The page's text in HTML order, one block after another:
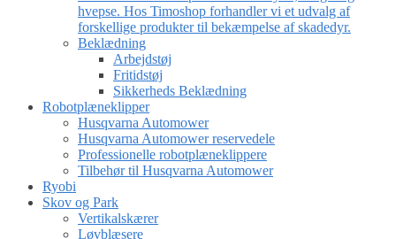
hvepse. Hos Timoshop forhandler vi et udvalg af
forskellige produkter til bekæmpelse af skadedyr.
Beklædning
Arbejdstøj
Fritidstøj
Sikkerheds Beklædning
Robotplæneklipper
Husqvarna Automower
Husqvarna Automower reservedele
Professionelle robotplæneklippere
Tilbehør til Husqvarna Automower
Ryobi
Skov og Park
Vertikalskærer
Løvblæsere